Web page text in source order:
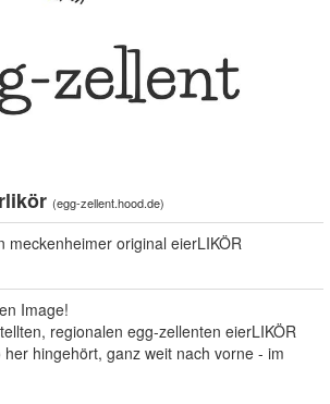
(egg-zellent.hood.de)
meckenheimer original eierLIKÖR
Image!
regionalen egg-zellenten eierLIKÖR
hingehört, ganz weit nach vorne - im